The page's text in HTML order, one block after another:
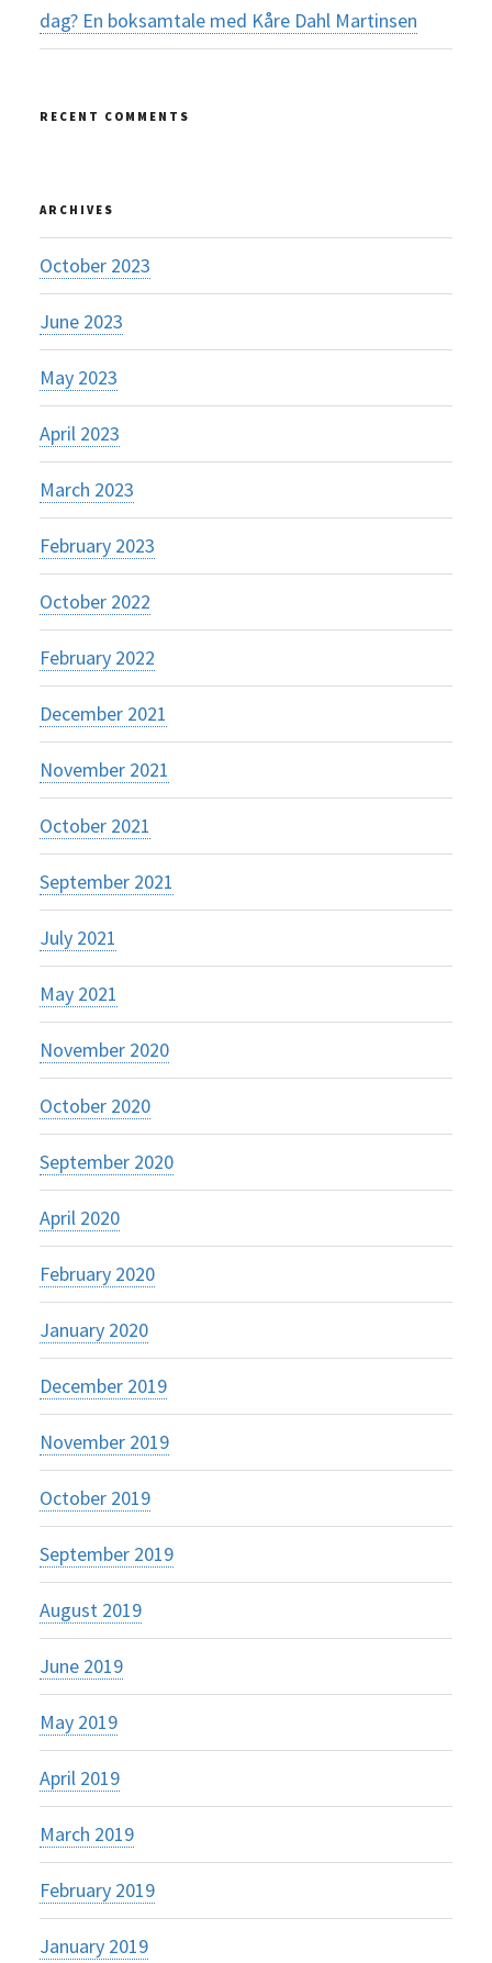
dag? En boksamtale med Kåre Dahl Martinsen
RECENT COMMENTS
ARCHIVES
October 2023
June 2023
May 2023
April 2023
March 2023
February 2023
October 2022
February 2022
December 2021
November 2021
October 2021
September 2021
July 2021
May 2021
November 2020
October 2020
September 2020
April 2020
February 2020
January 2020
December 2019
November 2019
October 2019
September 2019
August 2019
June 2019
May 2019
April 2019
March 2019
February 2019
January 2019